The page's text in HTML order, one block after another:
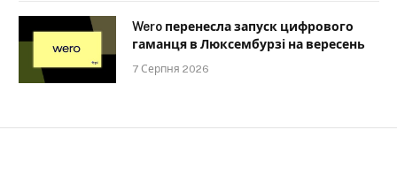
Wero перенесла запуск цифрового
гаманця в Люксембурзі на вересень
7 Серпня 2026